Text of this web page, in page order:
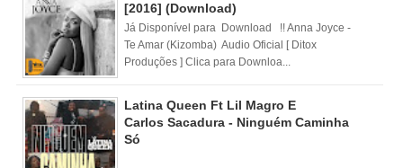
[2016] (Download)
Já Disponível para Download !! Anna Joyce -
Te Amar (Kizomba) Audio Oficial [ Ditox
Produções ] Clica para Downloa...
Latina Queen Ft Lil Magro E
Carlos Sacadura - Ninguém Caminha
Só